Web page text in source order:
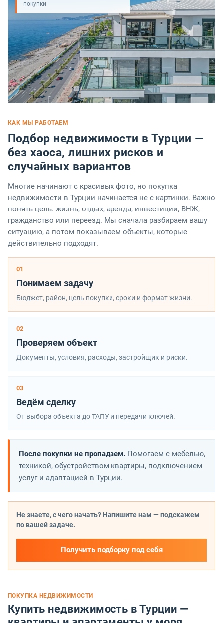
покупки
КАК МЫ РАБОТАЕМ
Подбор недвижимости в Турции —
без хаоса, лишних рисков и
случайных вариантов
Многие начинают с красивых фото, но покупка
недвижимости в Турции начинается не с картинки. Важно
понять цель: жизнь, отдых, аренда, инвестиции, ВНЖ,
гражданство или переезд. Мы сначала разбираем вашу
ситуацию, а потом показываем объекты, которые
действительно подходят.
01
Понимаем задачу
Бюджет, район, цель покупки, сроки и формат жизни.
02
Проверяем объект
Документы, условия, расходы, застройщик и риски.
03
Ведём сделку
От выбора объекта до ТАПУ и передачи ключей.
После покупки не пропадаем. Помогаем с мебелью,
техникой, обустройством квартиры, подключением
услуг и адаптацией в Турции.
Не знаете, с чего начать? Напишите нам — подскажем
по вашей задаче.
Получить подборку под себя
ПОКУПКА НЕДВИЖИМОСТИ
Купить недвижимость в Турции —